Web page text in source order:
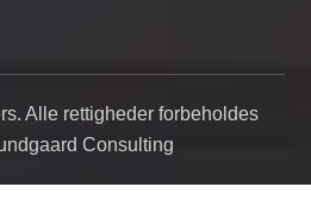
Alle rettigheder forbeholdes
Consulting